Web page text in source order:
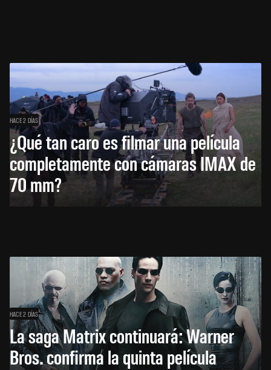
HACE 2 DÍAS
¿Qué tan caro es filmar una película
completamente con cámaras IMAX de
70 mm?
HACE 2 DÍAS
La saga Matrix continuará: Warner
Bros. confirma la quinta película